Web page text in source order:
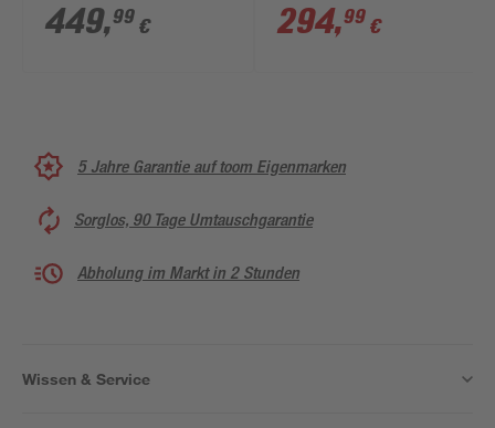
449,99 €
Home'
294,99 €
5 Jahre Garantie auf toom Eigenmarken
Sorglos, 90 Tage Umtauschgarantie
Abholung im Markt in 2 Stunden
Wissen & Service